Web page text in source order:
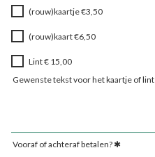
(rouw)kaartje €3,50
(rouw)kaart €6,50
Lint € 15,00
Gewenste tekst voor het kaartje of lint
Vooraf of achteraf betalen?